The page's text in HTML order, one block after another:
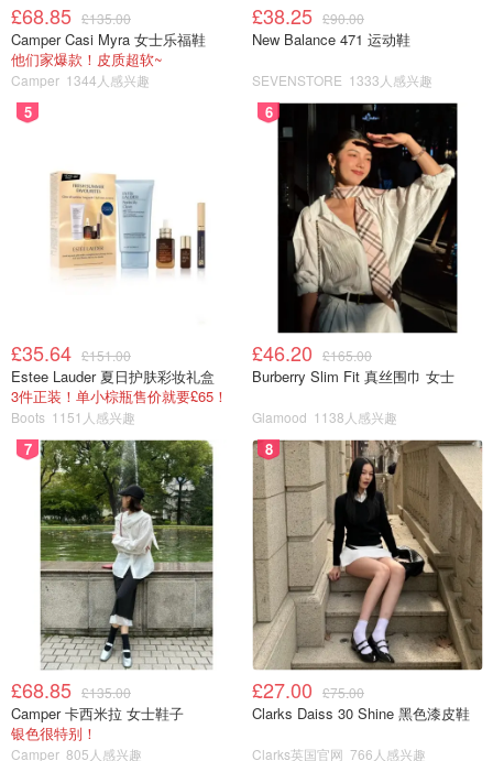
£68.85 £135.00
Camper Casi Myra 女士乐福鞋
他们家爆款！皮质超软~
Camper 1344人感兴趣
£38.25 £90.00
New Balance 471 运动鞋
SEVENSTORE 1333人感兴趣
5
£35.64 £151.00
Estee Lauder 夏日护肤彩妆礼盒
3件正装！单小棕瓶售价就要£65！
Boots 1151人感兴趣
6
£46.20 £165.00
Burberry Slim Fit 真丝围巾 女士
Glamood 1138人感兴趣
7
£68.85 £135.00
Camper 卡西米拉 女士鞋子
银色很特别！
Camper 805人感兴趣
8
£27.00 £75.00
Clarks Daiss 30 Shine 黑色漆皮鞋
Clarks英国官网 766人感兴趣